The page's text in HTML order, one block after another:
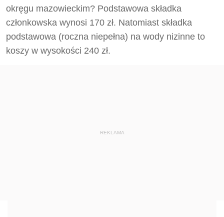
okręgu mazowieckim? Podstawowa składka
członkowska wynosi 170 zł. Natomiast składka
podstawowa (roczna niepełna) na wody nizinne to
koszy w wysokości 240 zł.
REKLAMA